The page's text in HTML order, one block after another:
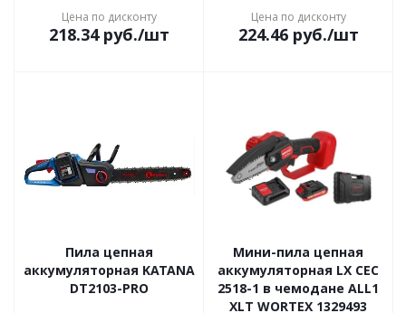
Цена по дисконту
218.34руб./шт
Цена по дисконту
224.46руб./шт
Пила цепная
аккумуляторная KATANA
DT2103-PRO
Мини-пила цепная
аккумуляторная LX CEC
2518-1 в чемодане ALL1
XLT WORTEX 1329493